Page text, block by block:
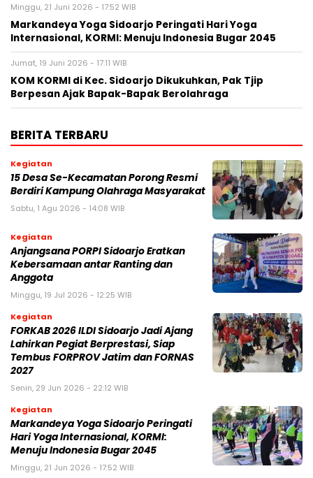
Minggu, 21 Juni 2026 - 17:52 WIB
Markandeya Yoga Sidoarjo Peringati Hari Yoga
Internasional, KORMI: Menuju Indonesia Bugar 2045
Jumat, 19 Juni 2026 - 17:11 WIB
KOM KORMI di Kec. Sidoarjo Dikukuhkan, Pak Tjip
Berpesan Ajak Bapak-Bapak Berolahraga
BERITA TERBARU
Kegiatan
15 Desa Se-Kecamatan Porong Resmi
Berdiri Kampung Olahraga Masyarakat
Sabtu, 1 Agu 2026 - 14:08 WIB
Kegiatan
Anjangsana PORPI Sidoarjo Eratkan
Kebersamaan antar Ranting dan
Anggota
Minggu, 19 Jul 2026 - 12:25 WIB
Kegiatan
FORKAB 2026 ILDI Sidoarjo Jadi Ajang
Lahirkan Pegiat Berprestasi, Siap
Tembus FORPROV Jatim dan FORNAS
2027
Senin, 29 Jun 2026 - 22:12 WIB
Kegiatan
Markandeya Yoga Sidoarjo Peringati
Hari Yoga Internasional, KORMI:
Menuju Indonesia Bugar 2045
Minggu, 21 Jun 2026 - 17:52 WIB